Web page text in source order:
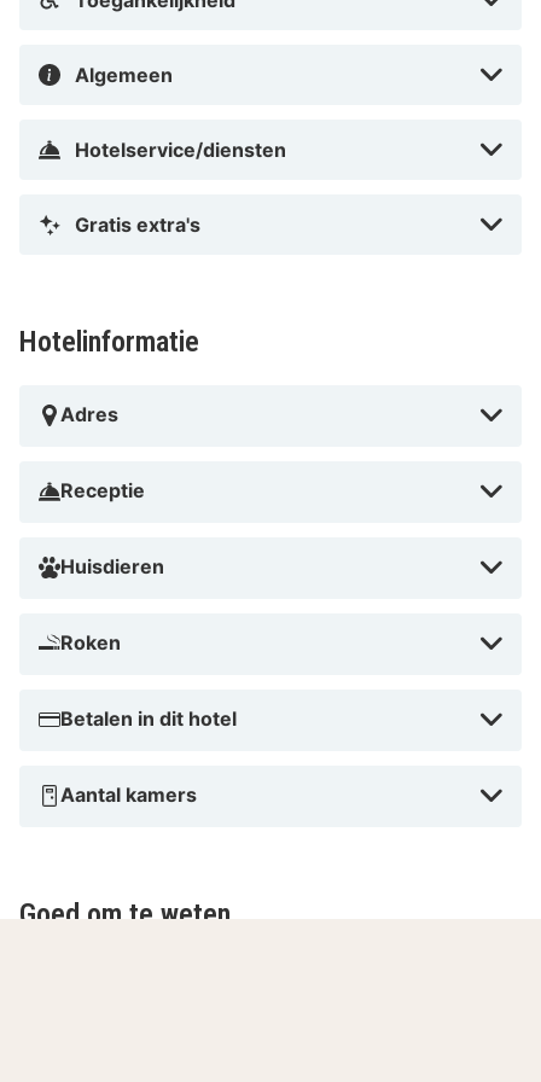
Algemeen
Hotelservice/diensten
Gratis extra's
Hotelinformatie
Adres
Receptie
Huisdieren
Roken
Betalen in dit hotel
Aantal kamers
Goed om te weten